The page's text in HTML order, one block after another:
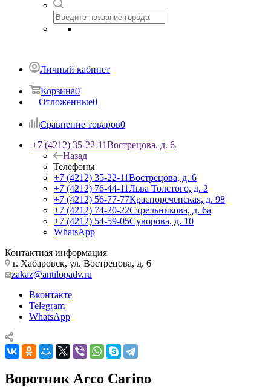
Личный кабинет
Корзина0
Отложенные0
Сравнение товаров0
+7 (4212) 35-22-11Вострецова, д. 6
Назад
Телефоны
+7 (4212) 35-22-11Вострецова, д. 6
+7 (4212) 76-44-11Льва Толстого, д. 2
+7 (4212) 56-77-77Краснореченская, д. 98
+7 (4212) 74-20-22Стрельникова, д. 6а
+7 (4212) 54-59-05Суворова, д. 10
WhatsApp
Контактная информация
г. Хабаровск, ул. Вострецова, д. 6
zakaz@antilopadv.ru
Вконтакте
Telegram
WhatsApp
Воротник Arco Carino